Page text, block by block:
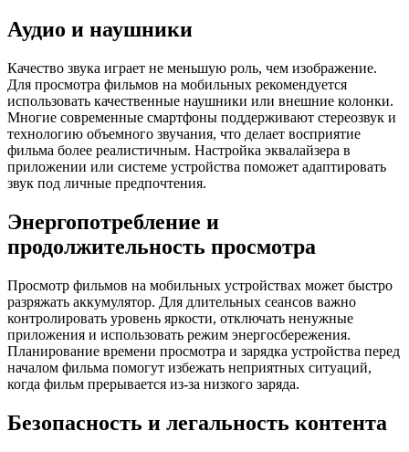
Аудио и наушники
Качество звука играет не меньшую роль, чем изображение.
Для просмотра фильмов на мобильных рекомендуется
использовать качественные наушники или внешние колонки.
Многие современные смартфоны поддерживают стереозвук и
технологию объемного звучания, что делает восприятие
фильма более реалистичным. Настройка эквалайзера в
приложении или системе устройства поможет адаптировать
звук под личные предпочтения.
Энергопотребление и
продолжительность просмотра
Просмотр фильмов на мобильных устройствах может быстро
разряжать аккумулятор. Для длительных сеансов важно
контролировать уровень яркости, отключать ненужные
приложения и использовать режим энергосбережения.
Планирование времени просмотра и зарядка устройства перед
началом фильма помогут избежать неприятных ситуаций,
когда фильм прерывается из-за низкого заряда.
Безопасность и легальность контента